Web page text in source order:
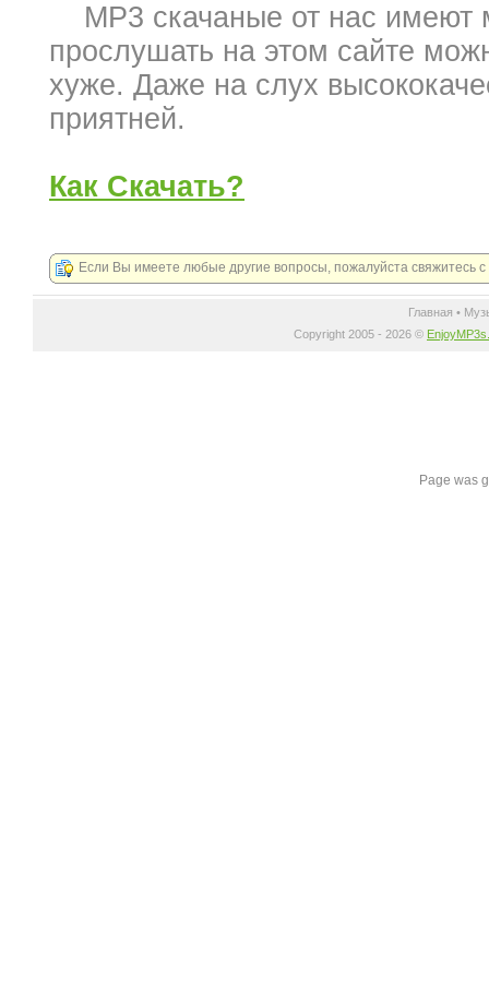
MP3 скачаные от нас имеют
прослушать на этом сайте
хуже. Даже на слух
приятней.
Как Скачать?
Если Вы имеете любые другие вопросы, пожалуйста свяжитесь
Главная •
Copyright 2005 - 2026 ©
Page was